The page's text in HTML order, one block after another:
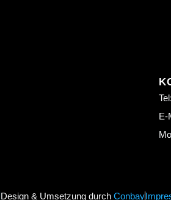
E-
Design & Umsetzung durch Conbay